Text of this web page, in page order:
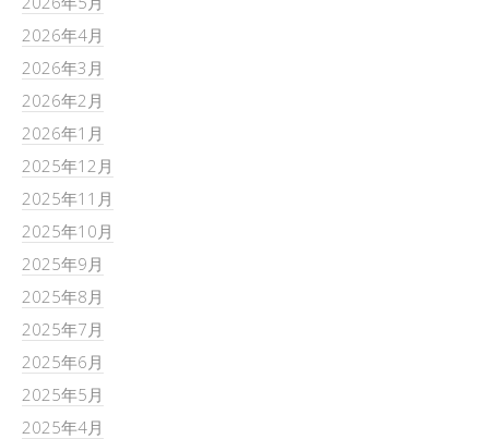
2026年4月
2026年3月
2026年2月
2026年1月
2025年12月
2025年11月
2025年10月
2025年9月
2025年8月
2025年7月
2025年6月
2025年5月
2025年4月